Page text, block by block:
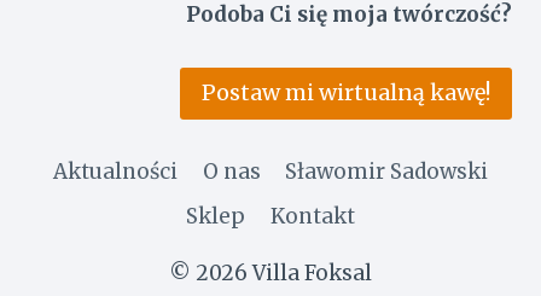
Podoba Ci się moja twórczość?
Postaw mi wirtualną kawę!
Aktualności O nas
Sławomir Sadowski
Sklep
Kontakt
© 2026 Villa Foksal